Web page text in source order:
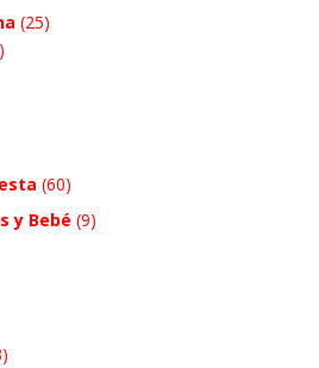
(25)
(60)
y Bebé (9)